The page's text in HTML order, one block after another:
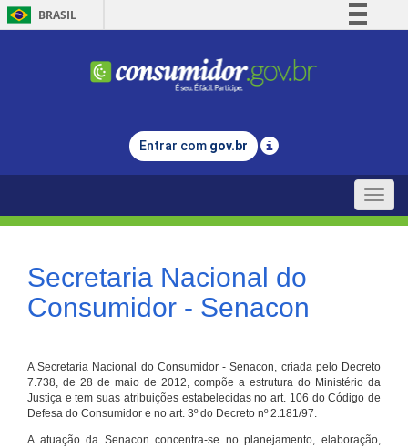
BRASIL
Comunica BR
Legislação
Entrar com gov.br
Toggle
Secretaria Nacional do
Consumidor - Senacon
A Secretaria Nacional do Consumidor - Senacon, criada pelo Decreto
7.738, de 28 de maio de 2012, compõe a estrutura do Ministério da
Justiça e tem suas atribuições estabelecidas no art. 106 do Código de
Defesa do Consumidor e no art. 3º do Decreto nº 2.181/97.
A atuação da Senacon concentra-se no planejamento, elaboração,